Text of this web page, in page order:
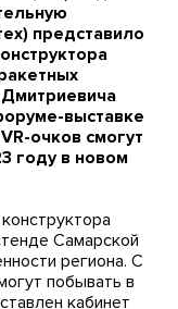
представило
выставке
очков смогут
году в новом
Самарской
региона. С
побывать в
кабинет